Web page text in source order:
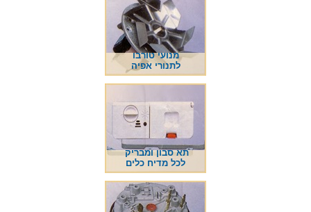
מנועי טורבו
לתנורי אפיה
תא סבון ומבריק
לכל מדיח כלים